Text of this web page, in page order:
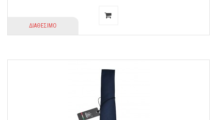
ΔΙΑΘΕΣΙΜΟ